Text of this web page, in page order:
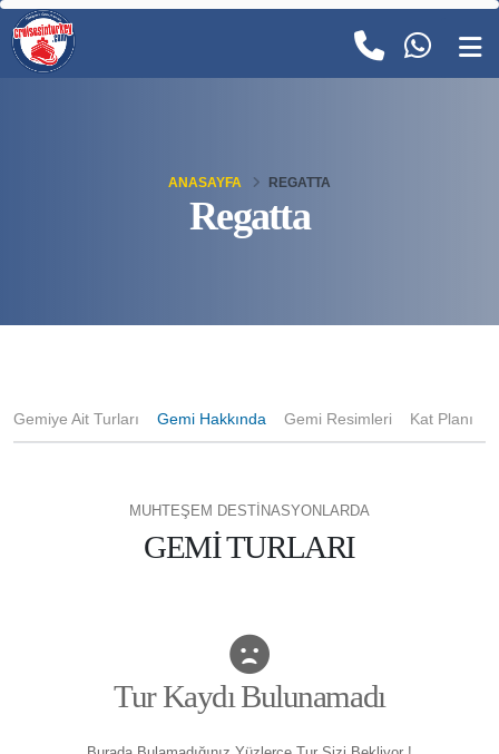
Regatta
ANASAYFA REGATTA
Gemiye Ait Turları Gemi Hakkında Gemi Resimleri Kat Planı
MUHTEŞEM DESTİNASYONLARDA
GEMİ TURLARI
Tur Kaydı Bulunamadı